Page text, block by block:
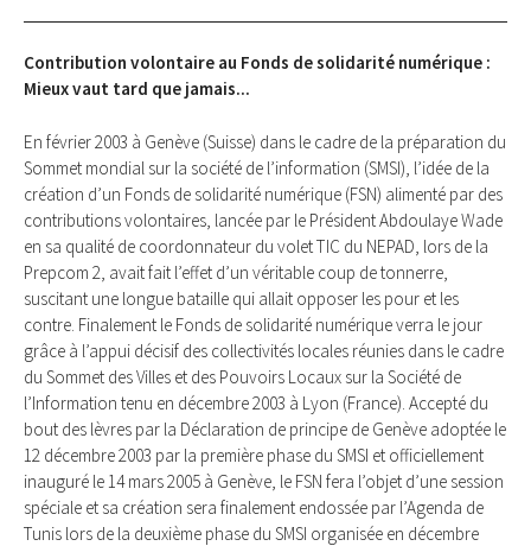
Contribution volontaire au Fonds de solidarité numérique :
Mieux vaut tard que jamais...
En février 2003 à Genève (Suisse) dans le cadre de la préparation du
Sommet mondial sur la société de l’information (SMSI), l’idée de la
création d’un Fonds de solidarité numérique (FSN) alimenté par des
contributions volontaires, lancée par le Président Abdoulaye Wade
en sa qualité de coordonnateur du volet TIC du NEPAD, lors de la
Prepcom 2, avait fait l’effet d’un véritable coup de tonnerre,
suscitant une longue bataille qui allait opposer les pour et les
contre. Finalement le Fonds de solidarité numérique verra le jour
grâce à l’appui décisif des collectivités locales réunies dans le cadre
du Sommet des Villes et des Pouvoirs Locaux sur la Société de
l’Information tenu en décembre 2003 à Lyon (France). Accepté du
bout des lèvres par la Déclaration de principe de Genève adoptée le
12 décembre 2003 par la première phase du SMSI et officiellement
inauguré le 14 mars 2005 à Genève, le FSN fera l’objet d’une session
spéciale et sa création sera finalement endossée par l’Agenda de
Tunis lors de la deuxième phase du SMSI organisée en décembre